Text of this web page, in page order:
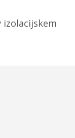
izolacijskem